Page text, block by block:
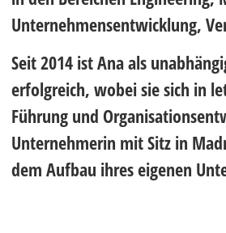
Unternehmensentwicklung,
Seit 2014 ist Ana als
erfolgreich, wobei sie sich in
Führung und
Unternehmerin mit Sitz in
dem Aufbau ihres eigenen